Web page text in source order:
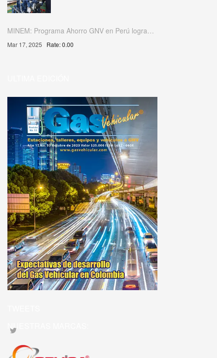
MINEM: Programa Ahorro GNV en Perú logra…
Mar 17, 2025 Rate: 0.00
NUESTRAS MARCAS: